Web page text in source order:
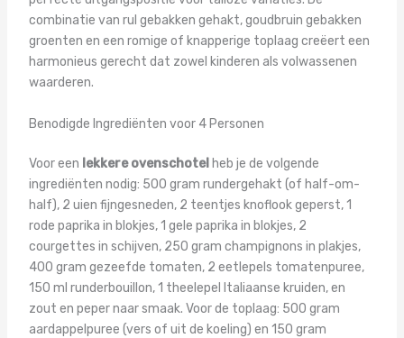
combinatie van rul gebakken gehakt, goudbruin gebakken
groenten en een romige of knapperige toplaag creëert een
harmonieus gerecht dat zowel kinderen als volwassenen
waarderen.
Benodigde Ingrediënten voor 4 Personen
Voor een lekkere ovenschotel heb je de volgende
ingrediënten nodig: 500 gram rundergehakt (of half-om-
half), 2 uien fijngesneden, 2 teentjes knoflook geperst, 1
rode paprika in blokjes, 1 gele paprika in blokjes, 2
courgettes in schijven, 250 gram champignons in plakjes,
400 gram gezeefde tomaten, 2 eetlepels tomatenpuree,
150 ml runderbouillon, 1 theelepel Italiaanse kruiden, en
zout en peper naar smaak. Voor de toplaag: 500 gram
aardappelpuree (vers of uit de koeling) en 150 gram